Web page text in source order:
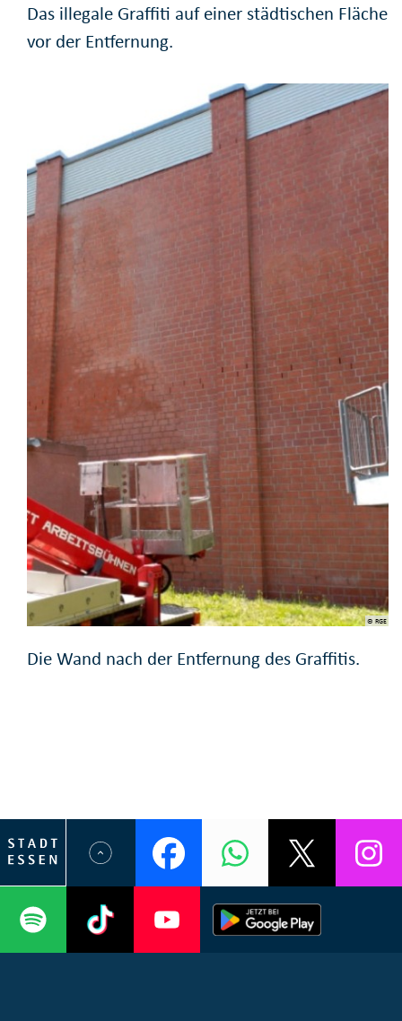
Das illegale Graffiti auf einer städtischen Fläche
vor der Entfernung.
© RGE
Die Wand nach der Entfernung des Graffitis.